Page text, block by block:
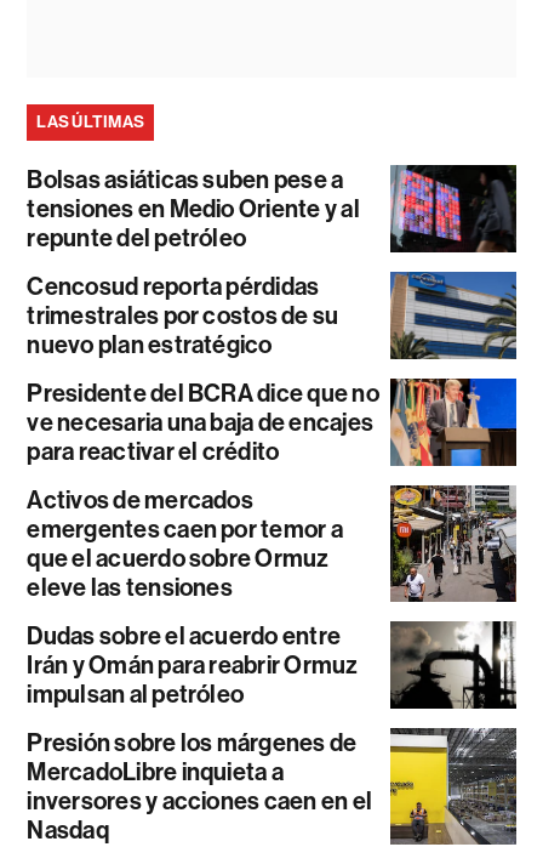
LAS ÚLTIMAS
Bolsas asiáticas suben pese a
tensiones en Medio Oriente y al
repunte del petróleo
Cencosud reporta pérdidas
trimestrales por costos de su
nuevo plan estratégico
Presidente del BCRA dice que no
ve necesaria una baja de encajes
para reactivar el crédito
Activos de mercados
emergentes caen por temor a
que el acuerdo sobre Ormuz
eleve las tensiones
Dudas sobre el acuerdo entre
Irán y Omán para reabrir Ormuz
impulsan al petróleo
Presión sobre los márgenes de
MercadoLibre inquieta a
inversores y acciones caen en el
Nasdaq